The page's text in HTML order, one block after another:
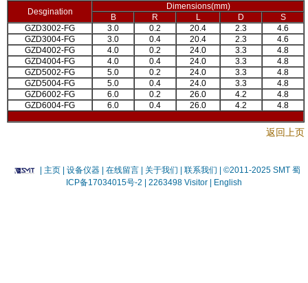
Desgination
Dimensions(mm)
B
R L D
S
GZD3002-FG
3.0 0.2 20.4 2.3
4.6
GZD3004-FG
3.0 0.4 20.4 2.3
4.6
GZD4002-FG
4.0 0.2 24.0 3.3
4.8
GZD4004-FG
4.0 0.4 24.0 3.3
4.8
GZD5002-FG
5.0 0.2 24.0 3.3
4.8
GZD5004-FG
5.0 0.4 24.0 3.3
4.8
GZD6002-FG
6.0 0.2 26.0 4.2
4.8
GZD6004-FG
6.0 0.4 26.0 4.2 4.8
返回上页
主页 | 设备仪器 | 在线留言 | 关于我们 | 联系我们 | ©2011-2025 SMT 蜀
ICP备17034015号-2 | 2263498 Visitor | English